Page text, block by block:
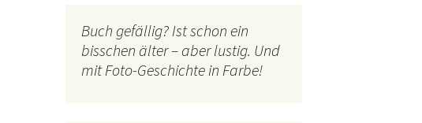
Buch gefällig? Ist schon ein
bisschen älter – aber lustig. Und
mit Foto-Geschichte in Farbe!